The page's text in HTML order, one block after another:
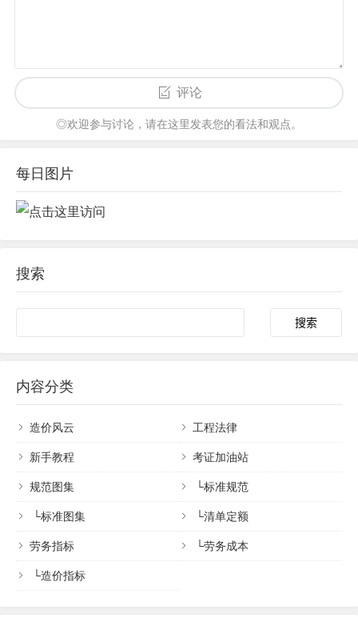
评论
◎欢迎参与讨论，请在这里发表您的看法和观点。
每日图片
搜索
内容分类
造价风云 工程法律
新手教程 考证加油站
规范图集 └标准规范
└标准图集 └清单定额
劳务指标 └劳务成本
└造价指标